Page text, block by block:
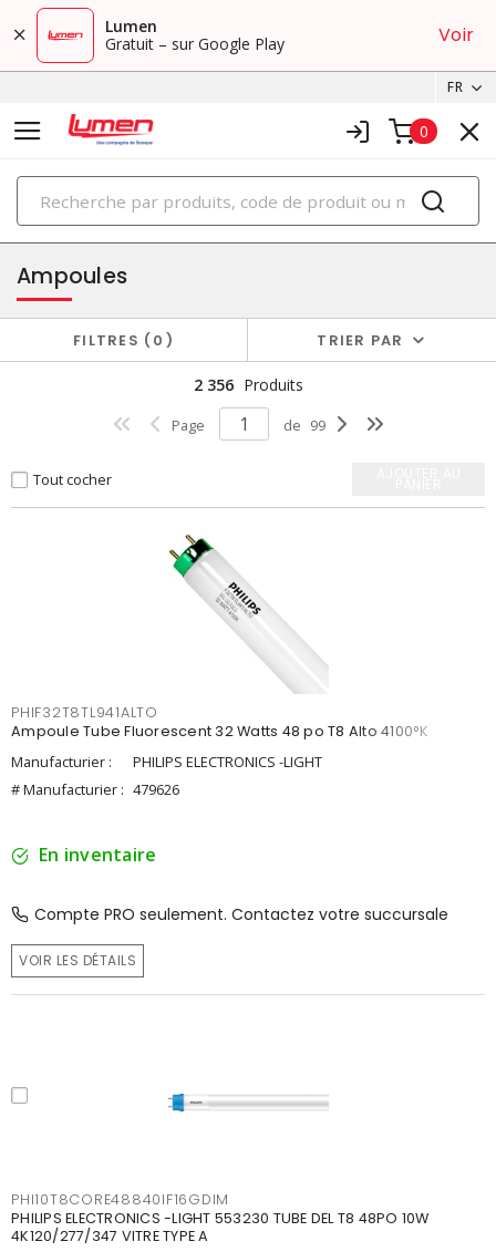
Lumen
Gratuit – sur Google Play
Voir
FR
0
PRODUITS
éclairage
Ampoules
FILTRES 0 TRIER PAR
2 356 Produits
Page de 99
Tout cocher
PHIF32T8TL941ALTO
Ampoule Tube Fluorescent 32 Watts 48 po T8 Alto 4100°K
Manufacturier :
PHILIPS ELECTRONICS -LIGHT
# Manufacturier : 479626
En inventaire
Compte PRO seulement. Contactez votre succursale
VOIR LES DÉTAILS
PHI10T8CORE48840IF16GDIM
PHILIPS ELECTRONICS -LIGHT 553230 TUBE DEL T8 48PO 10W
4K120/277/347 VITRE TYPE A